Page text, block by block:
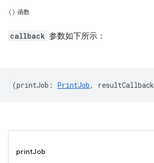
函数
callback 参数如下所示：
(printJob : PrintJob, resultCallback
printJob